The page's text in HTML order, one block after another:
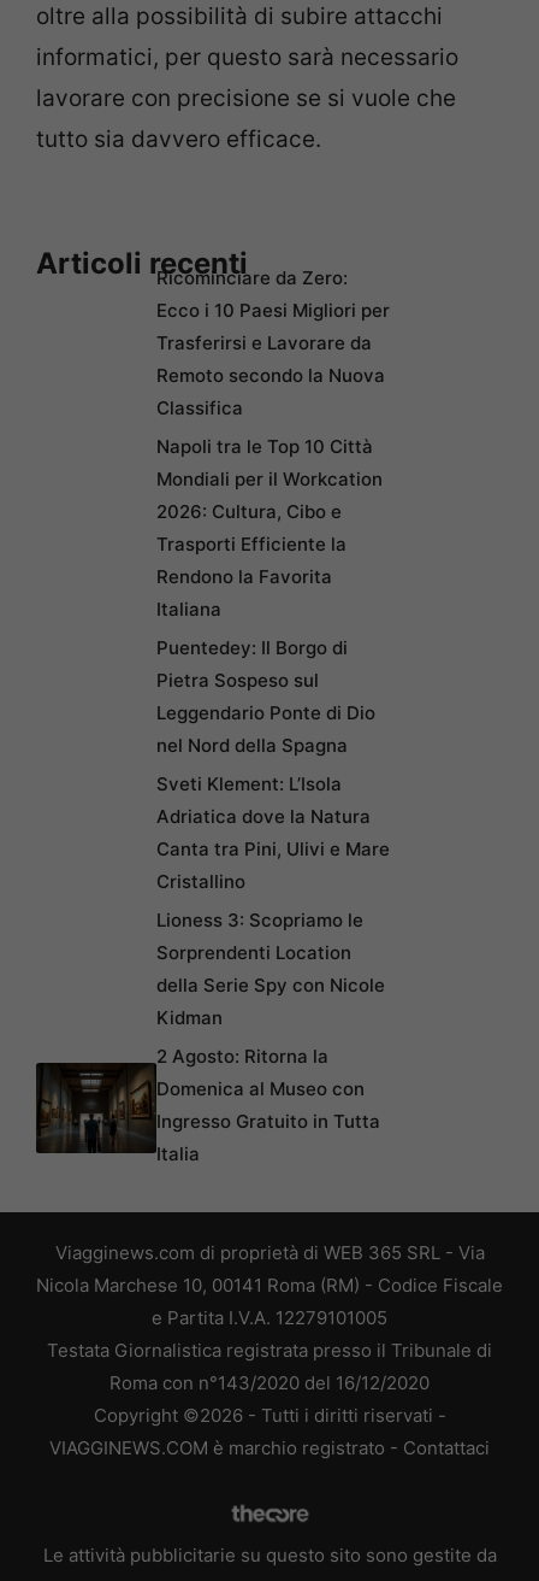
oltre alla possibilità di subire attacchi
informatici, per questo sarà necessario
lavorare con precisione se si vuole che
tutto sia davvero efficace.
Articoli recentiRicominciare da Zero:
Ecco i 10 Paesi Migliori per
Trasferirsi e Lavorare da
Remoto secondo la Nuova
Classifica
Napoli tra le Top 10 Città
Mondiali per il Workcation
2026: Cultura, Cibo e
Trasporti Efficiente la
Rendono la Favorita
Italiana
Puentedey: Il Borgo di
Pietra Sospeso sul
Leggendario Ponte di Dio
nel Nord della Spagna
Sveti Klement: L’Isola
Adriatica dove la Natura
Canta tra Pini, Ulivi e Mare
Cristallino
Lioness 3: Scopriamo le
Sorprendenti Location
della Serie Spy con Nicole
Kidman
2 Agosto: Ritorna la
Domenica al Museo con
Ingresso Gratuito in Tutta
Italia
Viagginews.com di proprietà di WEB 365 SRL - Via
Nicola Marchese 10, 00141 Roma (RM) - Codice Fiscale
e Partita I.V.A. 12279101005
Testata Giornalistica registrata presso il Tribunale di
Roma con n°143/2020 del 16/12/2020
Copyright ©2026 - Tutti i diritti riservati -
VIAGGINEWS.COM è marchio registrato - Contattaci
Le attività pubblicitarie su questo sito sono gestite da